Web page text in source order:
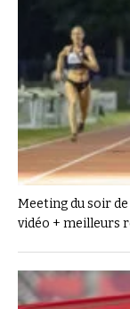
Meeting du soir
vidéo + meilleurs